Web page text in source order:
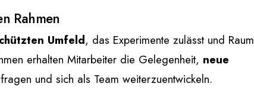
Rahmen
Umfeld, das Experimente zulässt und Raum
erhalten Mitarbeiter die Gelegenheit, neue
und sich als Team weiterzuentwickeln.